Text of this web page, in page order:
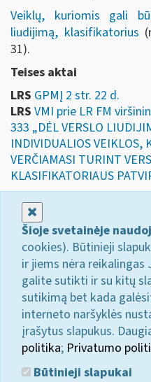
Veiklų, kuriomis gali
liudijimą, klasifikatorius
31).
Teises aktai
LRS GPMĮ 2 str. 22 d.
LRS VMI prie LR FM
333 „DĖL VERSLO
INDIVIDUALIOS VEIKLOS,
VERČIAMASI TURINT
KLASIFIKATORIAUS
Šioje svetainėje
cookies). Būtinieji
ir jiems nėra
galite sutikti ir su kitų
sutikimą bet kada
interneto naršyklės
įrašytus slapukus.
politika; Privatumo
Būtinieji slapukai